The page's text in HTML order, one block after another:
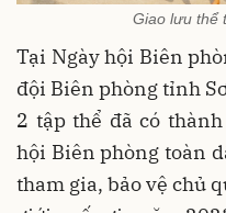
Giao lưu thể
Tại Ngày hội Biên
đội Biên phòng tỉnh
2 tập thể đã có
hội Biên phòng toàn
tham gia, bảo vệ chủ